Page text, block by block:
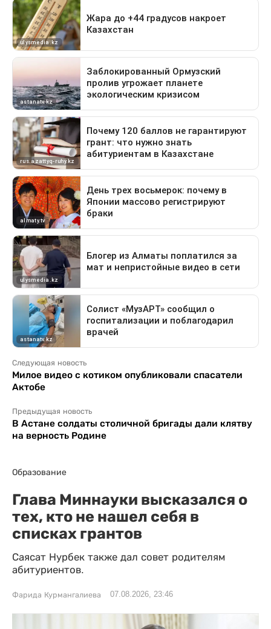
Следующая новость
Милое видео с котиком опубликовали спасатели
Актобе
Предыдущая новость
В Астане солдаты столичной бригады дали клятву
на верность Родине
Образование
Глава Миннауки высказался о
тех, кто не нашел себя в
списках грантов
Саясат Нурбек также дал совет родителям
абитуриентов.
Фарида Курмангалиева 07.08.2026, 23:46